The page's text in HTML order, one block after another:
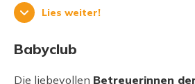
Lies weiter!
Babyclub
Die liebevollen Betreuerinnen